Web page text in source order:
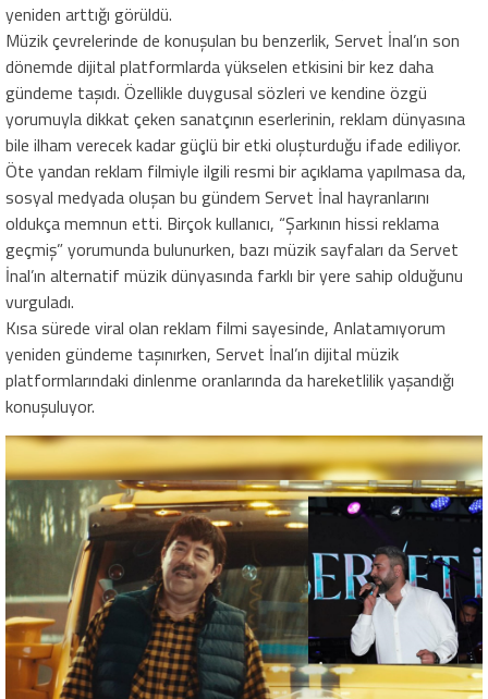
yeniden arttığı görüldü.
Müzik çevrelerinde de konuşulan bu benzerlik, Servet İnal’ın son
dönemde dijital platformlarda yükselen etkisini bir kez daha
gündeme taşıdı. Özellikle duygusal sözleri ve kendine özgü
yorumuyla dikkat çeken sanatçının eserlerinin, reklam dünyasına
bile ilham verecek kadar güçlü bir etki oluşturduğu ifade ediliyor.
Öte yandan reklam filmiyle ilgili resmi bir açıklama yapılmasa da,
sosyal medyada oluşan bu gündem Servet İnal hayranlarını
oldukça memnun etti. Birçok kullanıcı, “Şarkının hissi reklama
geçmiş” yorumunda bulunurken, bazı müzik sayfaları da Servet
İnal’ın alternatif müzik dünyasında farklı bir yere sahip olduğunu
vurguladı.
Kısa sürede viral olan reklam filmi sayesinde, Anlatamıyorum
yeniden gündeme taşınırken, Servet İnal’ın dijital müzik
platformlarındaki dinlenme oranlarında da hareketlilik yaşandığı
konuşuluyor.